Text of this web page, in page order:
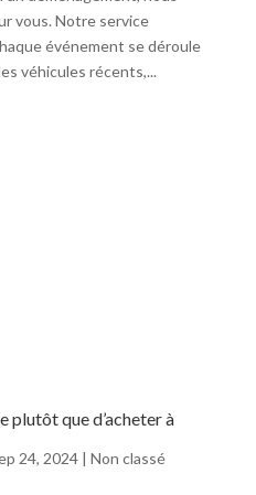
vous. Notre service
événement se déroule
véhicules récents,...
plutôt que d’acheter à
24, 2024| Non classé